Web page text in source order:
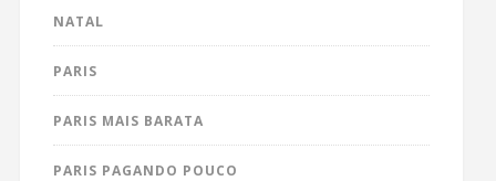
NATAL
PARIS
PARIS MAIS BARATA
PARIS PAGANDO POUCO